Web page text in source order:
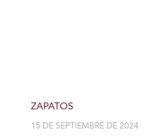
15 DE SEPTIEMBRE DE 2024
ZAPATOS